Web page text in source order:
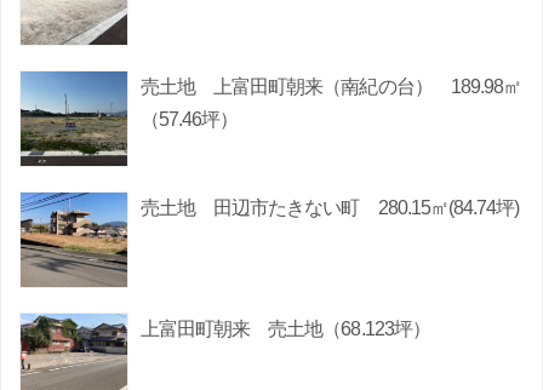
売土地 上富田町朝来（南紀の台） 189.98㎡
（57.46坪）
売土地 田辺市たきない町 280.15㎡(84.74坪)
上富田町朝来 売土地（68.123坪）